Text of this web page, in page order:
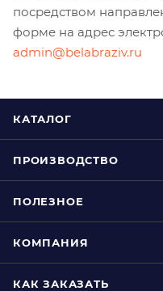
посредством
форме на адрес
admin@belabraziv.ru
КАТАЛОГ
ПРОИЗВОДСТВО
ПОЛЕЗНОЕ
КОМПАНИЯ
КАК ЗАКАЗАТЬ